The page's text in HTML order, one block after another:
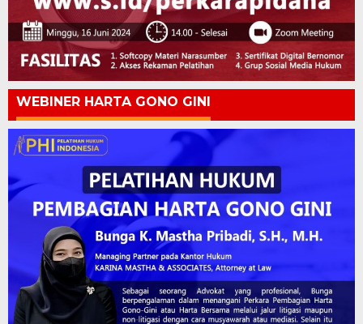
WEBINER HARTA GONO GINI